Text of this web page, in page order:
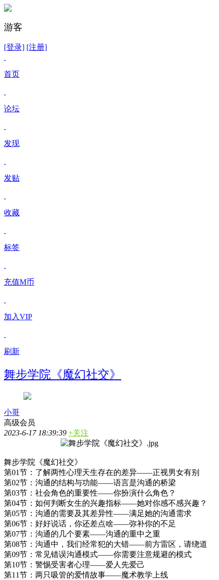
游客
[登录] [注册]
首页
论坛
发现
发贴
收藏
标签
充值M币
加入VIP
刷新
舞步学院《魔幻社交》
小哥
高级会员
2023-6-17 18:39:39 +关注
舞步学院《魔幻社交》
第01节：了解两性心理天生存在的差异——正视男女有别
第02节：沟通的结构与功能——语言是沟通的桥梁
第03节：社会角色的重要性——你扮演什么角色？
第04节：如何判断女生的兴趣指标——她对你感不感兴趣？
第05节：沟通的需要及其差异性——满足她的沟通需求
第06节：好好说话，你还差点啥——弥补你的不足
第07节：沟通的几个要素——沟通的重中之重
第08节：沟通中，我们经常犯的大错——前方雷区，请绕道
第09节：常见错误沟通模式——你需要注意规避的模式
第10节：警惕受害者心理——爱人先爱己
第11节：两只吸管的爱情故事——魔术教学上线